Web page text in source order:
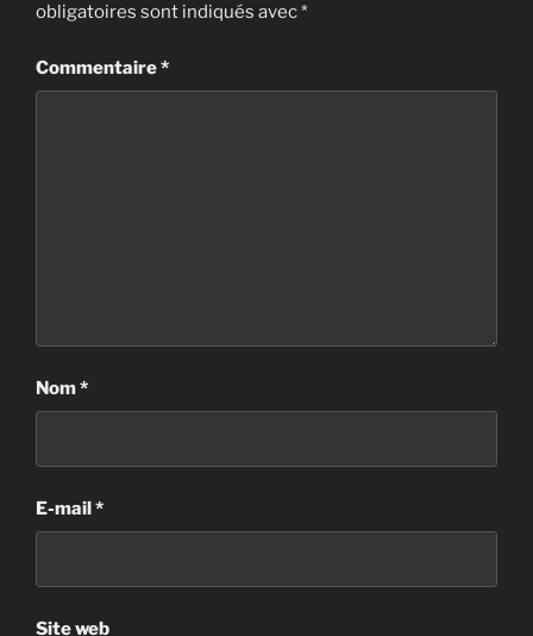
obligatoires sont indiqués avec*
Commentaire*
Nom*
E-mail*
Site web